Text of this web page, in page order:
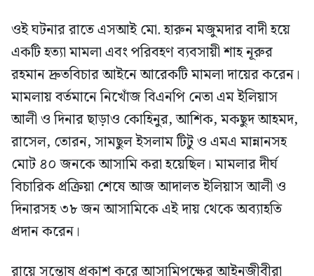
ওই ঘটনার রাতে এসআই মো. হারুন মজুমদার বাদী হয়ে
একটি হত্যা মামলা এবং পরিবহণ ব্যবসায়ী শাহ নূরুর
রহমান দ্রুতবিচার আইনে আরেকটি মামলা দায়ের করেন।
মামলায় বর্তমানে নিখোঁজ বিএনপি নেতা এম ইলিয়াস
আলী ও দিনার ছাড়াও কোহিনুর, আশিক, মকছুদ আহমদ,
রাসেল, তোরন, সামছুল ইসলাম টিটু ও এমএ মান্নানসহ
মোট ৪০ জনকে আসামি করা হয়েছিল। মামলার দীর্ঘ
বিচারিক প্রক্রিয়া শেষে আজ আদালত ইলিয়াস আলী ও
দিনারসহ ৩৮ জন আসামিকে এই দায় থেকে অব্যাহতি
প্রদান করেন।